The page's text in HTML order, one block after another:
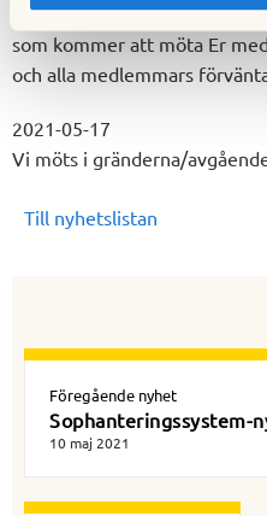
Jag önskar den nya
som kommer att möta Er
och alla medlemmars
2021-05-17
Vi möts i gränderna/
Till nyhetslistan
Föregående nyhet
Sophanteringssystem-
10 maj 2021